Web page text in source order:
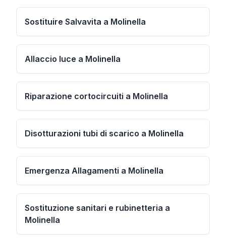
Sostituire Salvavita a Molinella
Allaccio luce a Molinella
Riparazione cortocircuiti a Molinella
Disotturazioni tubi di scarico a Molinella
Emergenza Allagamenti a Molinella
Sostituzione sanitari e rubinetteria a
Molinella